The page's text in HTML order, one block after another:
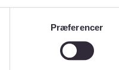
Præferencer